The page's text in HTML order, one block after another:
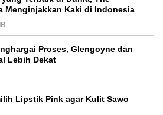
Menginjakkan Kaki di Indonesia
Proses, Glengoyne dan
Lebih Dekat
Lipstik Pink agar Kulit Sawo